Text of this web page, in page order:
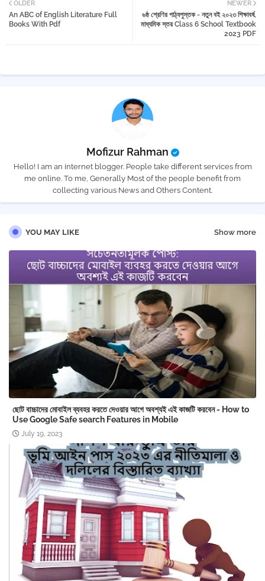
tter atsa
NEWER
৬ষ্ঠ শ্রেণির পাঠ্যপুস্তক - নতুন বই ২০২৩ শিক্ষাবর্ষ,
মাধ্যমিক স্তর Class 6 School Textbook
2023 PDF
OLDER
An ABC of English Literature Full
Books With Pdf
Mofizur Rahman
Hello! I am an internet blogger. People take different services from
me online. To me, Generally Most of the people benefit from
collecting various News and Others Content.
YOU MAY LIKE Show more
ছোট বাচ্চাদের মোবাইল ব্যবহর করতে দেওয়ার আগে অবশ্যই এই কাজটি করবেন - How to
Use Google Safe search Features in Mobile
July 19, 2023